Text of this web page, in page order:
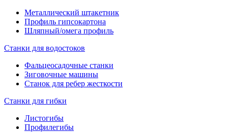
Металлический штакетник
Профиль гипсокартона
Шляпный/омега профиль
Станки для водостоков
Фальцеосадочные станки
Зиговочные машины
Станок для ребер жесткости
Станки для гибки
Листогибы
Профилегибы